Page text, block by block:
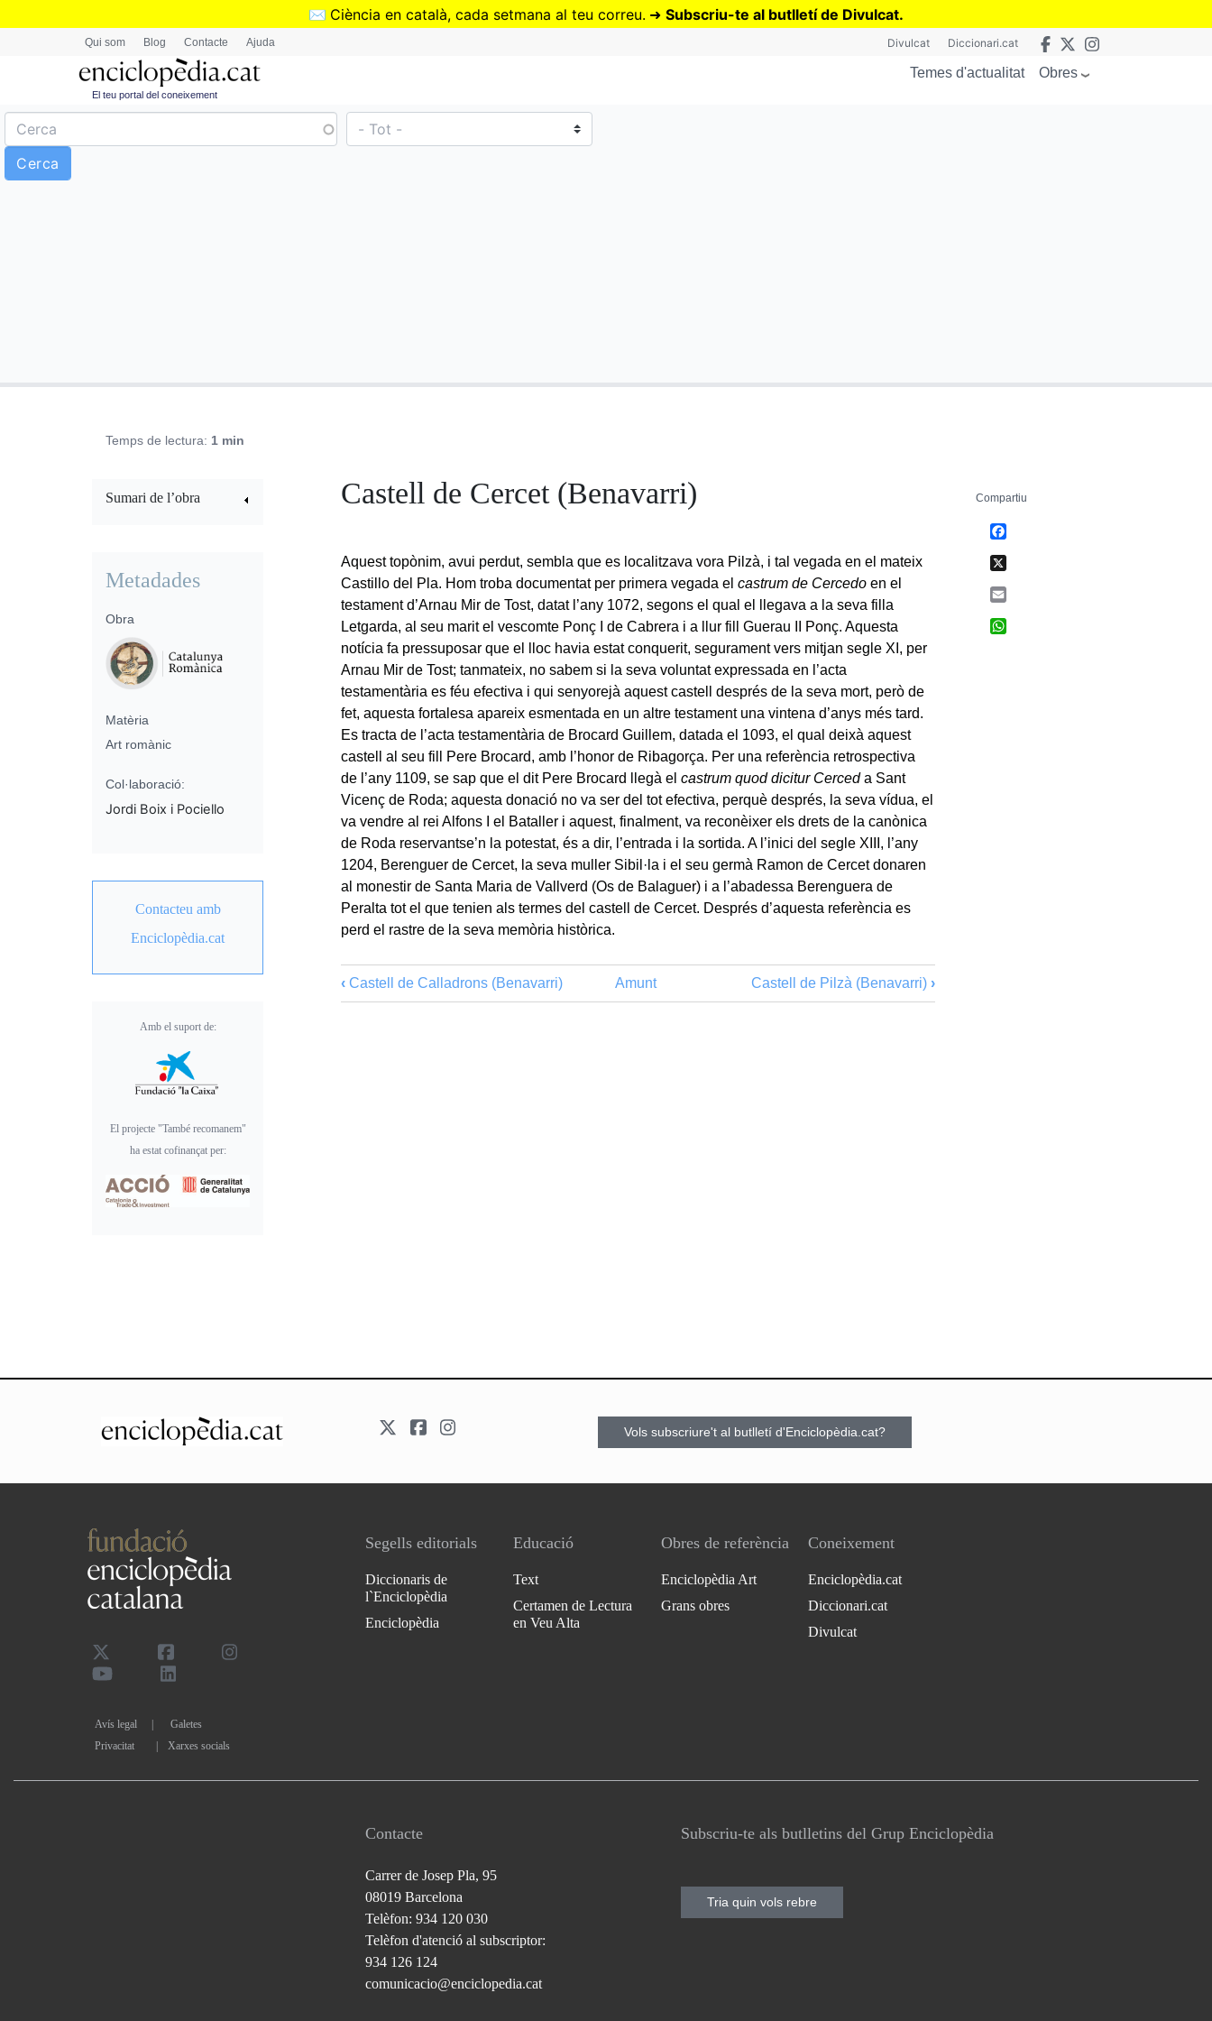
Vés
✉️ Ciència en català, cada setmana al teu correu. ➜ Subscriu-te al butlletí de Divulcat.
Qui som Blog Contacte Ajuda Divulcat Diccionari.cat
El teu portal del coneixement
Temes d'actualitat Obres
Temps de lectura: 1 min
Castell de Cercet (Benavarri)
Aquest topònim, avui perdut, sembla que es localitzava vora Pilzà, i tal vegada en el mateix
Castillo del Pla. Hom troba documentat per primera vegada elcastrum de Cercedo en el
testament d’Arnau Mir de Tost, datat l’any 1072, segons el qual el llegava a la seva filla
Letgarda, al seu marit el vescomte Ponç I de Cabrera i a llur fill Guerau II Ponç. Aquesta
notícia fa pressuposar que el lloc havia estat conquerit, segurament vers mitjan segle XI, per
Arnau Mir de Tost; tanmateix, no sabem si la seva voluntat expressada en l’acta
testamentària es féu efectiva i qui senyorejà aquest castell després de la seva mort, però de
fet, aquesta fortalesa apareix esmentada en un altre testament una vintena d’anys més tard.
Es tracta de l’acta testamentària de Brocard Guillem, datada el 1093, el qual deixà aquest
castell al seu fill Pere Brocard, amb l’honor de Ribagorça. Per una referència retrospectiva
de l’any 1109, se sap que el dit Pere Brocard llegà elcastrum quod dicitur Cerceda Sant
Vicenç de Roda; aquesta donació no va ser del tot efectiva, perquè després, la seva vídua, el
va vendre al rei Alfons I el Bataller i aquest, finalment, va reconèixer els drets de la canònica
de Roda reservantse’n la potestat, és a dir, l’entrada i la sortida. A l’inici del segle XIII, l’any
1204, Berenguer de Cercet, la seva muller Sibil·la i el seu germà Ramon de Cercet donaren
al monestir de Santa Maria de Vallverd (Os de Balaguer) i a l’abadessa Berenguera de
Peralta tot el que tenien als termes del castell de Cercet. Després d’aquesta referència es
perd el rastre de la seva memòria històrica.
‹ Castell de Calladrons (Benavarri) Amunt Castell de Pilzà (Benavarri) ›
Sumari de l’obra
Metadades
Obra
Matèria
Art romànic
Col·laboració:
Jordi Boix i Pociello
Contacteu amb
Enciclopèdia.cat
Amb el suport de:
El projecte "També recomanem"
ha estat cofinançat per:
Compartiu
Vols subscriure't al butlletí d'Enciclopèdia.cat?
Avís legal
Galetes
Privacitat
| Xarxes socials
Segells editorials
Diccionaris de
l`Enciclopèdia
Enciclopèdia
Educació
Text
Certamen de Lectura
en Veu Alta
Obres de referència
Enciclopèdia Art
Grans obres
Coneixement
Enciclopèdia.cat
Diccionari.cat
Divulcat
Contacte
Carrer de Josep Pla, 95
08019 Barcelona
Telèfon: 934 120 030
Telèfon d'atenció al subscriptor:
934 126 124
comunicacio@enciclopedia.cat
Subscriu-te als butlletins del Grup Enciclopèdia
Tria quin vols rebre